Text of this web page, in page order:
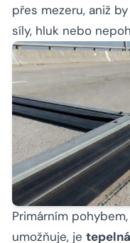
přes mezeru, aniž
síly, hluk nebo
Primárním
umožňuje, je